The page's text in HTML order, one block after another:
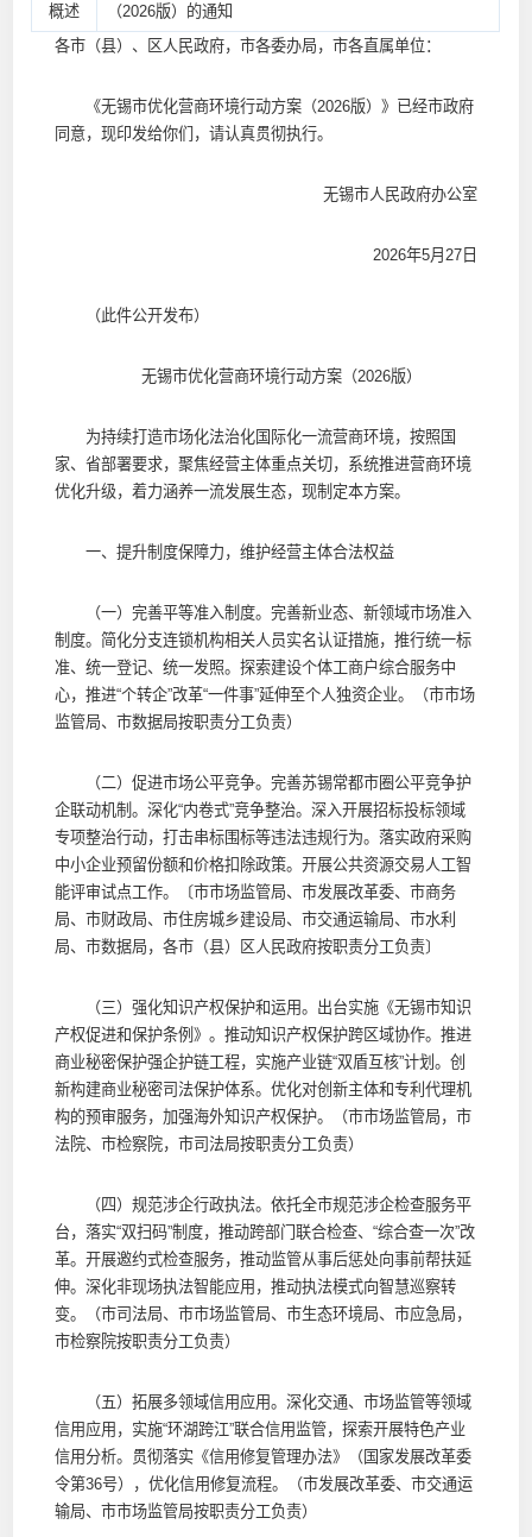
概述
（2026版）的通知
各市（县）、区人民政府，市各委办局，市各直属单位：
《无锡市优化营商环境行动方案（2026版）》已经市政府
同意，现印发给你们，请认真贯彻执行。
无锡市人民政府办公室
2026年5月27日
（此件公开发布）
无锡市优化营商环境行动方案（2026版）
为持续打造市场化法治化国际化一流营商环境，按照国
家、省部署要求，聚焦经营主体重点关切，系统推进营商环境
优化升级，着力涵养一流发展生态，现制定本方案。
一、提升制度保障力，维护经营主体合法权益
（一）完善平等准入制度。完善新业态、新领域市场准入
制度。简化分支连锁机构相关人员实名认证措施，推行统一标
准、统一登记、统一发照。探索建设个体工商户综合服务中
心，推进“个转企”改革“一件事”延伸至个人独资企业。（市市场
监管局、市数据局按职责分工负责）
（二）促进市场公平竞争。完善苏锡常都市圈公平竞争护
企联动机制。深化“内卷式”竞争整治。深入开展招标投标领域
专项整治行动，打击串标围标等违法违规行为。落实政府采购
中小企业预留份额和价格扣除政策。开展公共资源交易人工智
能评审试点工作。〔市市场监管局、市发展改革委、市商务
局、市财政局、市住房城乡建设局、市交通运输局、市水利
局、市数据局，各市（县）区人民政府按职责分工负责〕
（三）强化知识产权保护和运用。出台实施《无锡市知识
产权促进和保护条例》。推动知识产权保护跨区域协作。推进
商业秘密保护强企护链工程，实施产业链“双盾互核”计划。创
新构建商业秘密司法保护体系。优化对创新主体和专利代理机
构的预审服务，加强海外知识产权保护。（市市场监管局，市
法院、市检察院，市司法局按职责分工负责）
（四）规范涉企行政执法。依托全市规范涉企检查服务平
台，落实“双扫码”制度，推动跨部门联合检查、“综合查一次”改
革。开展邀约式检查服务，推动监管从事后惩处向事前帮扶延
伸。深化非现场执法智能应用，推动执法模式向智慧巡察转
变。（市司法局、市市场监管局、市生态环境局、市应急局，
市检察院按职责分工负责）
（五）拓展多领域信用应用。深化交通、市场监管等领域
信用应用，实施“环湖跨江”联合信用监管，探索开展特色产业
信用分析。贯彻落实《信用修复管理办法》（国家发展改革委
令第36号），优化信用修复流程。（市发展改革委、市交通运
输局、市市场监管局按职责分工负责）